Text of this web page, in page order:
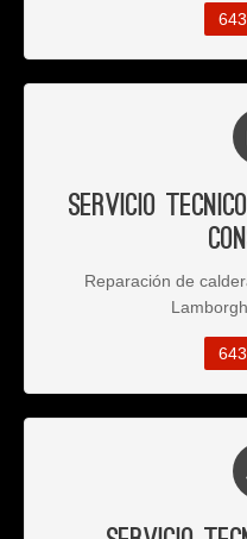
Servicio
Reparación de